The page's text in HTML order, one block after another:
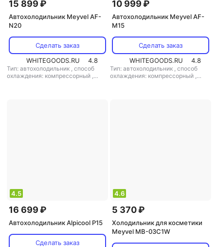
15 899 ₽
Автохолодильник Meyvel AF-
N20
Сделать заказ
WHITEGOODS.RU
4.8
Тип: автохолодильник , способ
охлаждения: компрессорный ,
10 999 ₽
Автохолодильник Meyvel AF-
M15
Сделать заказ
WHITEGOODS.RU
4.8
Тип: автохолодильник , способ
охлаждения: компрессорный ,
4.5
16 699 ₽
Автохолодильник Alpicool P15
Сделать заказ
4.6
5 370 ₽
Холодильник для косметики
Meyvel MB-03C1W